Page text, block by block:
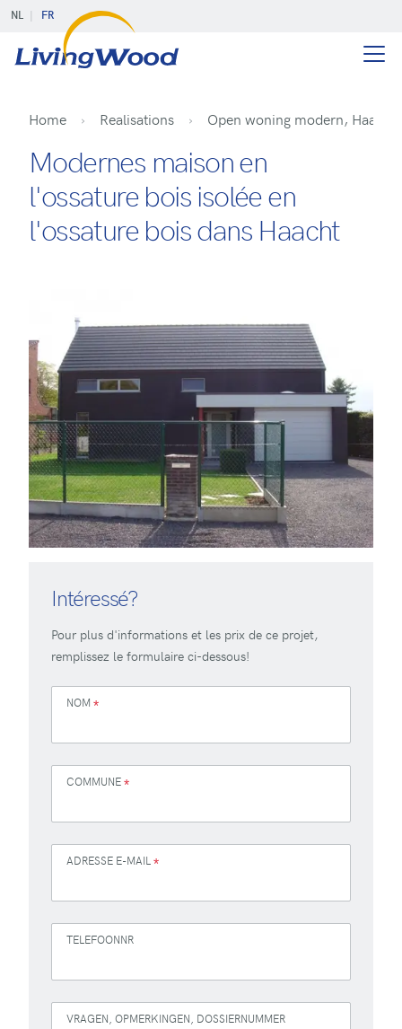
NL FR
Home Realisations Open woning modern, Haacht
Modernes maison en
l'ossature bois isolée en
l'ossature bois dans Haacht
Intéressé?
Pour plus d'informations et les prix de ce projet,
remplissez le formulaire ci-dessous!
NOM *
COMMUNE*
ADRESSE E-MAIL *
TELEFOONNR
VRAGEN, OPMERKINGEN, DOSSIERNUMMER